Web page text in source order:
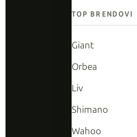
TOP BRENDOVI
Giant
Orbea
Liv
Shimano
Wahoo